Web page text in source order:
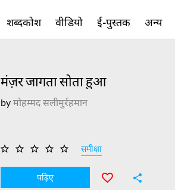
मंज़र जागता सोता हुआ
byमोहम्मद सलीमुर्रहमान
समीक्षा
पढ़िए
शब्दकोश वीडियो ई-पुस्तक अन्य